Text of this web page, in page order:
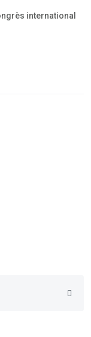
international